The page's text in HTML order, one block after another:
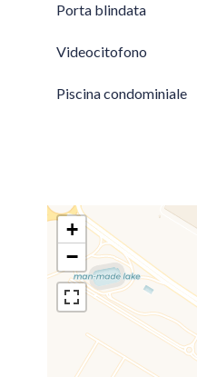
Porta blindata
Videocitofono
Piscina condominiale
+
−